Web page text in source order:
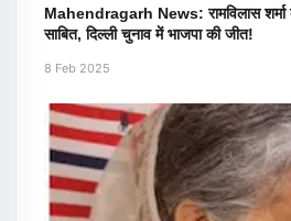
Mahendragarh News: रामविलास शर्मा
साबित, दिल्ली चुनाव में भाजपा की जीत!
8 Feb 2025